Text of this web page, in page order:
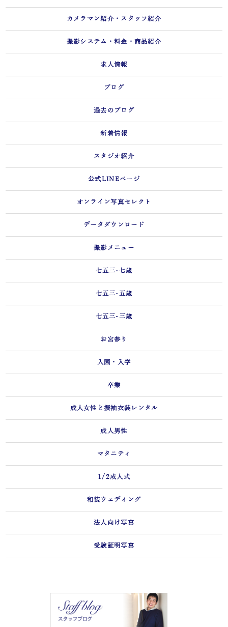
カメラマン紹介・スタッフ紹介
撮影システム・料金・商品紹介
求人情報
ブログ
過去のブログ
新着情報
スタジオ紹介
公式LINEページ
オンライン写真セレクト
データダウンロード
撮影メニュー
七五三-七歳
七五三-五歳
七五三-三歳
お宮参り
入園・入学
卒業
成人女性と振袖衣装レンタル
成人男性
マタニティ
1/2成人式
和装ウェディング
法人向け写真
受験証明写真